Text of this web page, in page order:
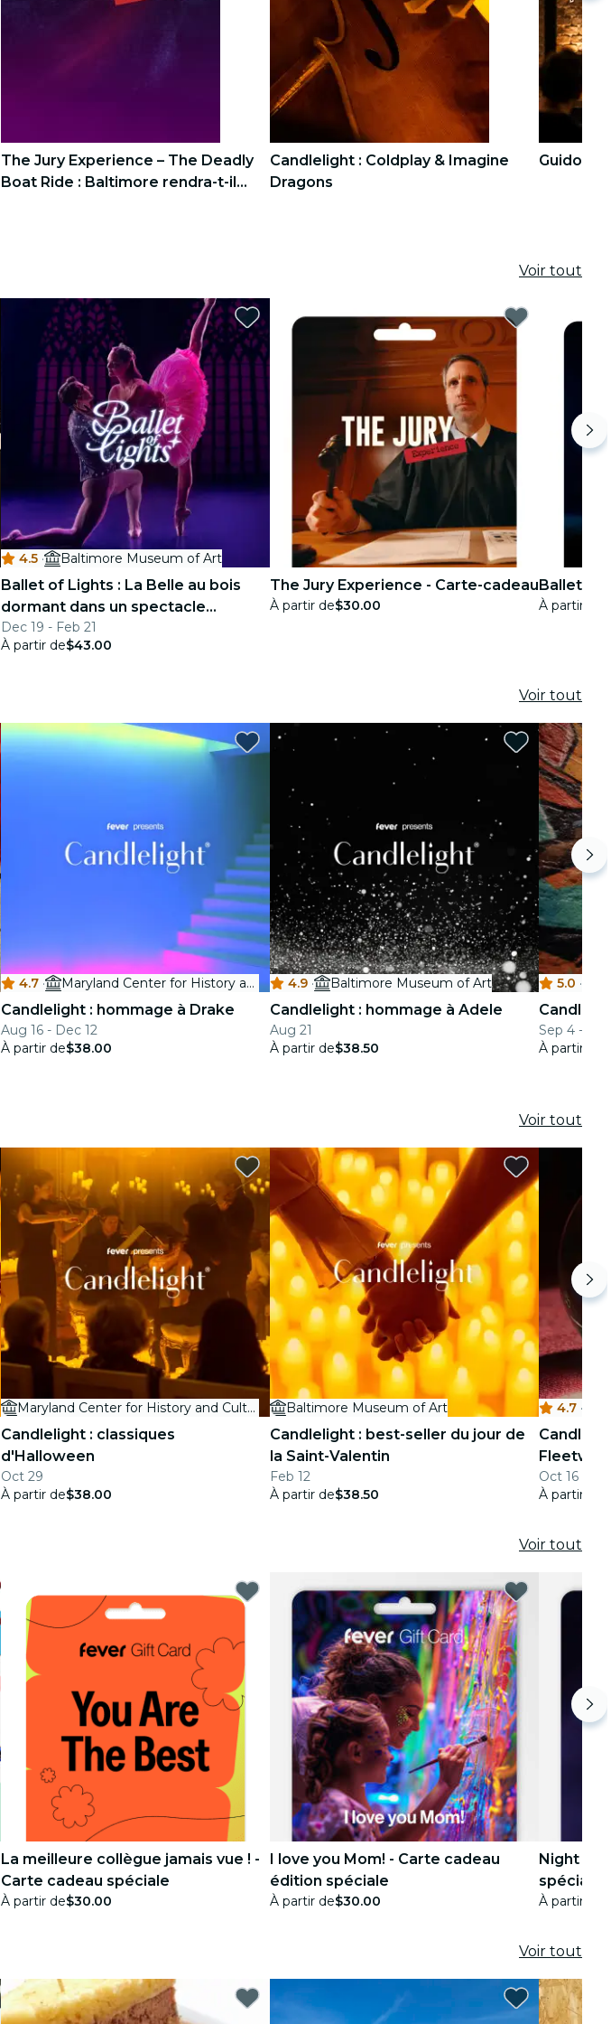
The Jury Experience – The Deadly
Boat Ride : Baltimore rendra-t-il
Candlelight : Coldplay & Imagine
Dragons
Guidon
Voir tout
4.5 · Baltimore Museum of Art
Ballet of Lights : La Belle au bois
dormant dans un spectacle
étincelant
Dec 19 - Feb 21
À partir de$43.00
The Jury Experience - Carte-cadeau
À partir de$30.00
Ballet of
À partir de
Voir tout
4.7 · Maryland Center for History and Culture
Candlelight : hommage à Drake
Aug 16 - Dec 12
À partir de$38.00
4.9 · Baltimore Museum of Art
Candlelight : hommage à Adele
Aug 21
À partir de$38.50
5.0 ·
Sep 4 -
À partir de
Voir tout
Maryland Center for History and Culture
Candlelight : classiques
d'Halloween
Oct 29
À partir de$38.00
Baltimore Museum of Art
Candlelight : best-seller du jour de
la Saint-Valentin
Feb 12
À partir de$38.50
4.7 ·
Oct 16 -
À partir de
Voir tout
La meilleure collègue jamais vue ! -
Carte cadeau spéciale
À partir de$30.00
I love you Mom! - Carte cadeau
édition spéciale
À partir de$30.00
Night
spéciale
À partir de
Voir tout